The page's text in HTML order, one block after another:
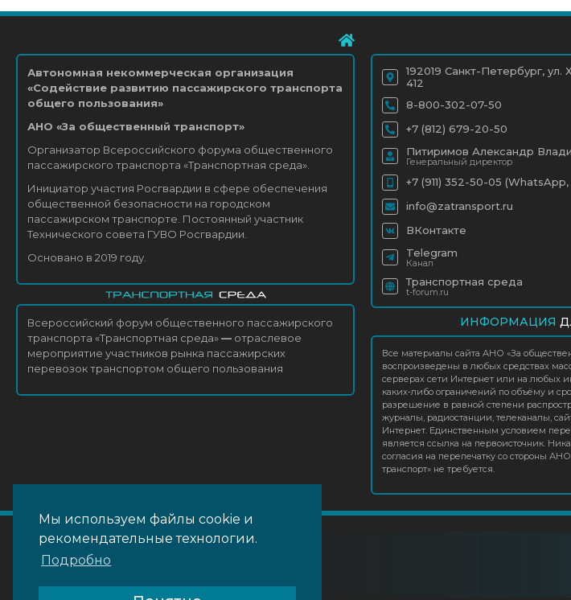
Мы используем файлы cookie и
рекомендательные технологии.
Подробно
Автономная некоммерческая организация
«Содействие развитию пассажирского транспорта
общего пользования»
АНО «За общественный транспорт»
Организатор Всероссийского форума общественного
пассажирского транспорта «Транспортная среда».
Инициатор участия Росгвардии в сфере обеспечения
общественной безопасности на городском
пассажирском транспорте. Постоянный участник
Технического совета ГУВО Росгвардии.
Основано в 2019 году.
Всероссийский форум общественного пассажирского
транспорта «Транспортная среда»— отраслевое
мероприятие участников рынка пассажирских
перевозок транспортом общего пользования
192019 Санкт-Петербург, ул.
412
8-800-302-07-50
+7 (812) 679-20-50
Питиримов Александр
Генеральный директор
+7 (911) 352-50-05
info@zatransport.ru
ВКонтакте
Telegram
Канал
Транспортная среда
t-forum.ru
ИНФОРМАЦИЯ
Все материалы сайта АНО «За
воспроизведены в любых средствах
серверах сети Интернет или на любых
каких‑либо ограничений по объёму и
разрешение в равной степени
журналы, радиостанции, телеканалы,
Интернет. Единственным условием
является ссылка на первоисточник.
согласия на перепечатку со стороны
транспорт» не требуется.